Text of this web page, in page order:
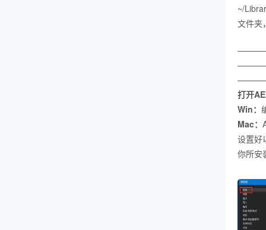
~/
文件夹
打开
Win：
Mac：
设置好
你所安